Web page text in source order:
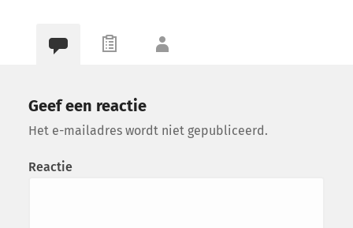
Geef een reactie
Het e-mailadres wordt niet gepubliceerd.
Reactie